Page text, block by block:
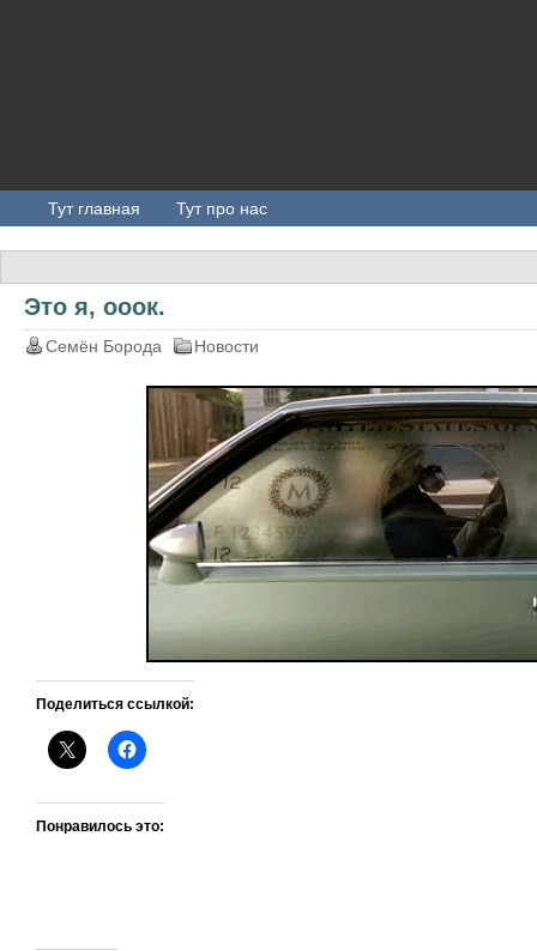
Тут главная Тут про нас
Это я, ооок.
Семён Борода Новости
Поделиться ссылкой:
Понравилось это: